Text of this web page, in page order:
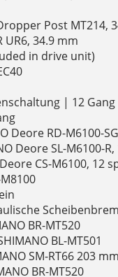
Post MT214,
UR6, 34.9 mm
in drive unit)
| 12 Gang
Deore RD-M6100-
Deore SL-M6100-
CS-M6100, 12
BR-MT520
BL-MT501
SM-RT66 203 mm
BR-MT520